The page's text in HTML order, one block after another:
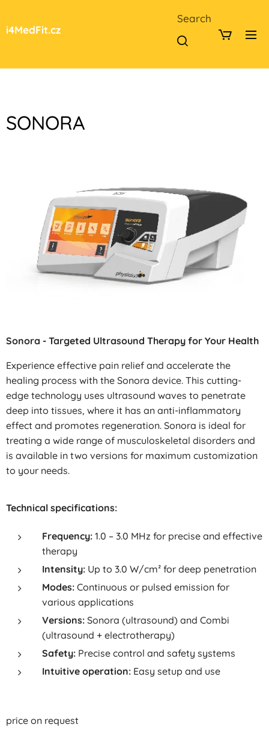
i4MedFit.cz
Search
SONORA
Sonora - Targeted Ultrasound Therapy for Your Health
Experience effective pain relief and accelerate the
healing process with the Sonora device. This cutting-
edge technology uses ultrasound waves to penetrate
deep into tissues, where it has an anti-inflammatory
effect and promotes regeneration. Sonora is ideal for
treating a wide range of musculoskeletal disorders and
is available in two versions for maximum customization
to your needs.
Technical specifications:
Frequency: 1.0 – 3.0 MHz for precise and effective
therapy
Intensity: Up to 3.0 W/cm² for deep penetration
Modes: Continuous or pulsed emission for
various applications
Versions: Sonora (ultrasound) and Combi
(ultrasound + electrotherapy)
Safety: Precise control and safety systems
Intuitive operation: Easy setup and use
price on request